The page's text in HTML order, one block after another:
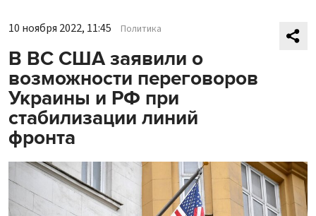
10 ноября 2022, 11:45 Политика
В ВС США заявили о
возможности переговоров
Украины и РФ при
стабилизации линий
фронта